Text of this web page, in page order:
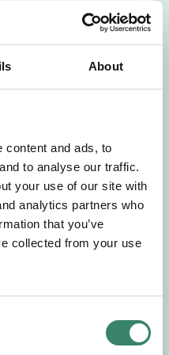
About
content and ads, to
to analyse our traffic.
your use of our site with
analytics partners who
that you’ve
collected from your use
och